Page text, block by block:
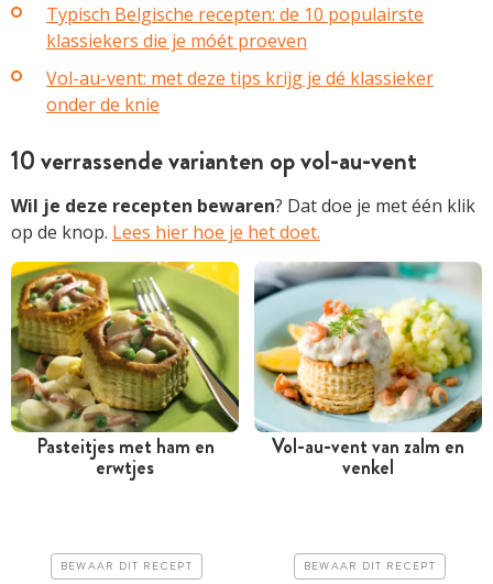
Typisch Belgische recepten: de 10 populairste
klassiekers die je móét proeven
Vol-au-vent: met deze tips krijg je dé klassieker
onder de knie
10 verrassende varianten op vol-au-vent
Wil je deze recepten bewaren? Dat doe je met één klik
op de knop. Lees hier hoe je het doet.
Tussen 30 minuten en 1
Pasteitjes met ham en
erwtjes
BEWAAR DIT RECEPT
Tussen 30 minuten en 1
Vol-au-vent van zalm en
venkel
BEWAAR DIT RECEPT